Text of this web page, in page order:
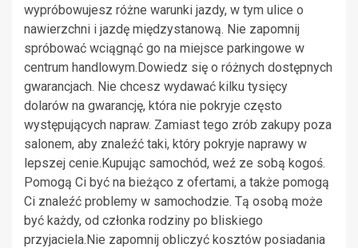
wypróbowujesz różne warunki jazdy, w tym ulice o
nawierzchni i jazdę międzystanową. Nie zapomnij
spróbować wciągnąć go na miejsce parkingowe w
centrum handlowym.Dowiedz się o różnych dostępnych
gwarancjach. Nie chcesz wydawać kilku tysięcy
dolarów na gwarancję, która nie pokryje często
występujących napraw. Zamiast tego zrób zakupy poza
salonem, aby znaleźć taki, który pokryje naprawy w
lepszej cenie.Kupując samochód, weź ze sobą kogoś.
Pomogą Ci być na bieżąco z ofertami, a także pomogą
Ci znaleźć problemy w samochodzie. Tą osobą może
być każdy, od członka rodziny po bliskiego
przyjaciela.Nie zapomnij obliczyć kosztów posiadania